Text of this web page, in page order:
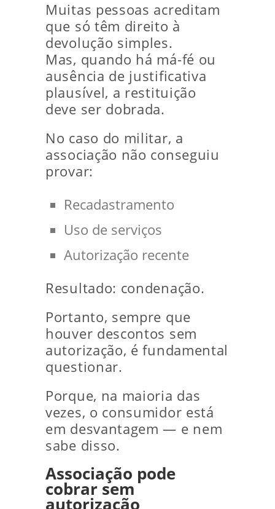
Muitas pessoas acreditam
que só têm direito à
devolução simples.
Mas, quando há má-fé ou
ausência de justificativa
plausível, a restituição
deve ser dobrada.
No caso do militar, a
associação não conseguiu
provar:
Recadastramento
Uso de serviços
Autorização recente
Resultado: condenação.
Portanto, sempre que
houver descontos sem
autorização, é fundamental
questionar.
Porque, na maioria das
vezes, o consumidor está
em desvantagem — e nem
sabe disso.
Associação pode
cobrar sem
autorização